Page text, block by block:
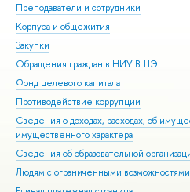
Преподаватели и сотрудники
Корпуса и общежития
Закупки
Обращения граждан в НИУ ВШЭ
Фонд целевого капитала
Противодействие коррупции
Сведения о доходах, расходах, об
имущественного характера
Сведения об образовательной
Людям с ограниченными возможностями